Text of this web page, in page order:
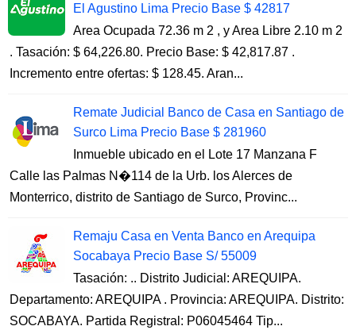
El Agustino Lima Precio Base $ 42817
Area Ocupada 72.36 m 2 , y Area Libre 2.10 m 2
. Tasación: $ 64,226.80. Precio Base: $ 42,817.87 .
Incremento entre ofertas: $ 128.45. Aran...
Remate Judicial Banco de Casa en Santiago de
Surco Lima Precio Base $ 281960
Inmueble ubicado en el Lote 17 Manzana F
Calle las Palmas N�114 de la Urb. los Alerces de
Monterrico, distrito de Santiago de Surco, Provinc...
Remaju Casa en Venta Banco en Arequipa
Socabaya Precio Base S/ 55009
Tasación: .. Distrito Judicial: AREQUIPA.
Departamento: AREQUIPA . Provincia: AREQUIPA. Distrito:
SOCABAYA. Partida Registral: P06045464 Tip...